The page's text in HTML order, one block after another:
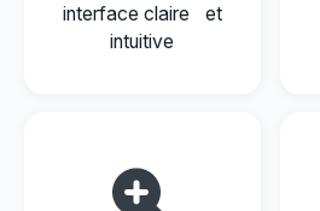
interface claire et
intuitive